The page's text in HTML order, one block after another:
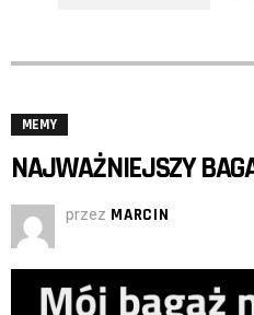
MEMY
NAJWAŻNIEJSZY
przez MARCIN